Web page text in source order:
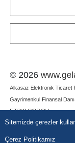
© 2026
Alkasaz Elektronik Ticaret
Gayrimenkul Finansal
ETBİS SORGU
Sitemizde çerezler
Çerez Politikamız